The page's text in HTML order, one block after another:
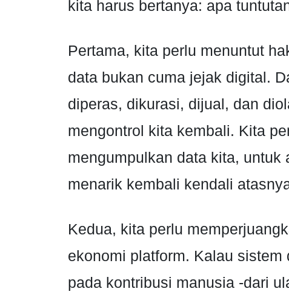
kita harus bertanya: apa
Pertama, kita perlu menuntut
data bukan cuma jejak digital.
diperas, dikurasi, dijual, dan
mengontrol kita kembali. Kita
mengumpulkan data kita,
menarik kembali kendali
Kedua, kita perlu
ekonomi platform. Kalau
pada kontribusi manusia -dari